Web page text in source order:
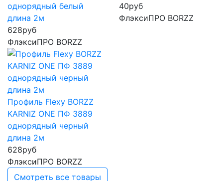
однорядный белый
длина 2м
628руб
ФлэксиПРО BORZZ
40руб
ФлэксиПРО BORZZ
Профиль Flexy BORZZ
KARNIZ ONE ПФ 3889
однорядный черный
длина 2м
628руб
ФлэксиПРО BORZZ
Смотреть все товары